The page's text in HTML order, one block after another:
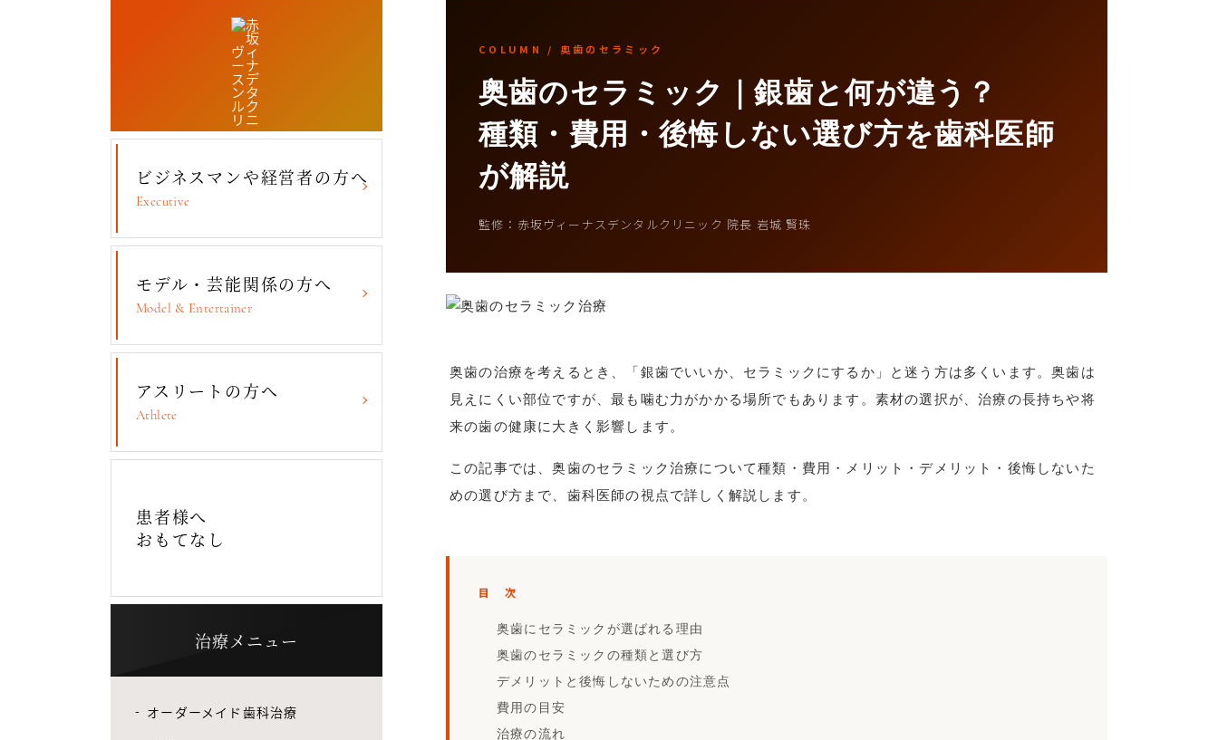
COLUMN / 奥歯のセラミック
奥歯のセラミック｜銀歯と何が違う？
種類・費用・後悔しない選び方を歯科医師
が解説
監修：赤坂ヴィーナスデンタルクリニック 院長 岩城 賢珠
奥歯の治療を考えるとき、「銀歯でいいか、セラミックにするか」と迷う方は多くいます。奥歯は
見えにくい部位ですが、最も噛む力がかかる場所でもあります。素材の選択が、治療の長持ちや将
来の歯の健康に大きく影響します。
この記事では、奥歯のセラミック治療について種類・費用・メリット・デメリット・後悔しないた
めの選び方まで、歯科医師の視点で詳しく解説します。
目 次
奥歯にセラミックが選ばれる理由
奥歯のセラミックの種類と選び方
デメリットと後悔しないための注意点
費用の目安
治療の流れ
ビジネスマンや経営者の方へ
Executive
モデル・芸能関係の方へ
Model & Entertainer
アスリートの方へ
Athlete
患者様へ
おもてなし
治療メニュー
オーダーメイド歯科治療